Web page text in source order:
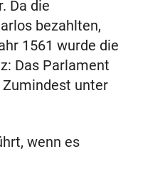
Da die
bezahlten,
1561 wurde die
Das Parlament
unter
wenn es